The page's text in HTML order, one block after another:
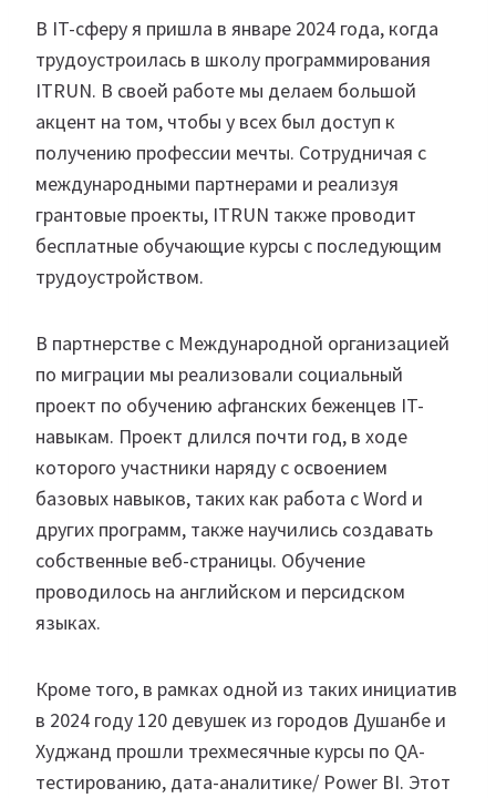
В IT-сферу я пришла в январе 2024 года, когда
трудоустроилась в школу программирования
ITRUN. В своей работе мы делаем большой
акцент на том, чтобы у всех был доступ к
получению профессии мечты. Сотрудничая с
международными партнерами и реализуя
грантовые проекты, ITRUN также проводит
бесплатные обучающие курсы с последующим
трудоустройством.
В партнерстве с Международной организацией
по миграции мы реализовали социальный
проект по обучению афганских беженцев IT-
навыкам. Проект длился почти год, в ходе
которого участники наряду с освоением
базовых навыков, таких как работа с Word и
других программ, также научились создавать
собственные веб-страницы. Обучение
проводилось на английском и персидском
языках.
Кроме того, в рамках одной из таких инициатив
в 2024 году 120 девушек из городов Душанбе и
Худжанд прошли трехмесячные курсы по QA-
тестированию, дата-аналитике/ Power BI. Этот